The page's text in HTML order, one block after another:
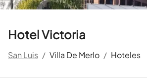
Hotel Victoria
San Luis / Villa De Merlo / Hoteles